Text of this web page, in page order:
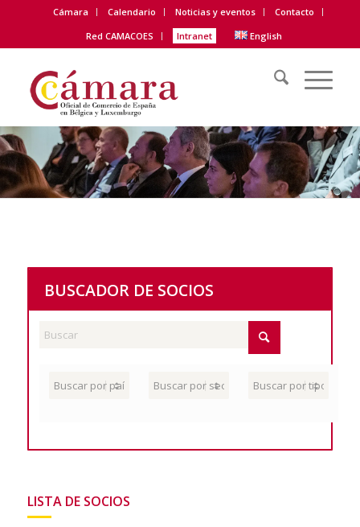
Cámara Calendario Noticias y eventos
Contacto
Red CAMACOES
Intranet English
BUSCADOR DE SOCIOS
LISTA DE SOCIOS